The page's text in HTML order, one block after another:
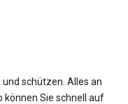
und schützen. Alles an
können Sie schnell auf